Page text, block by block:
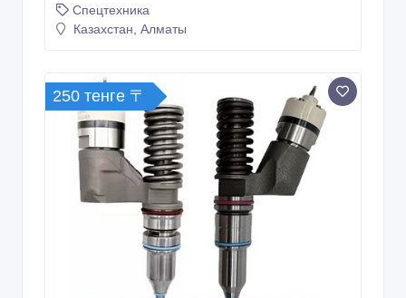
Спецтехника
Казахстан, Алматы
250 тенге 〒